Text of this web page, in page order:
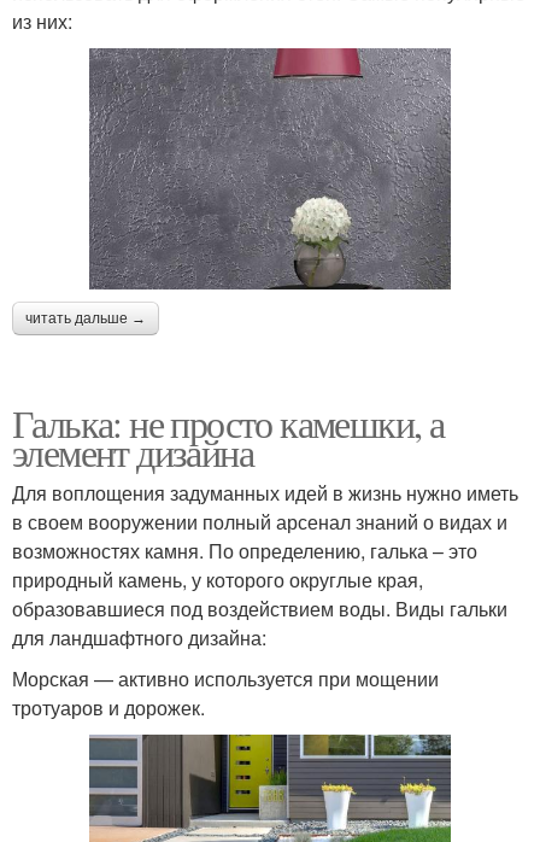
из них:
читать дальше →
Галька: не просто камешки, а
элемент дизайна
Для воплощения задуманных идей в жизнь нужно иметь
в своем вооружении полный арсенал знаний о видах и
возможностях камня. По определению, галька – это
природный камень, у которого округлые края,
образовавшиеся под воздействием воды. Виды гальки
для ландшафтного дизайна:
Морская — активно используется при мощении
тротуаров и дорожек.